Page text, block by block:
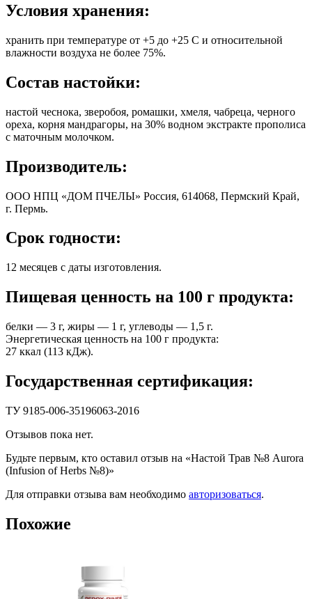
Условия хранения:
хранить при температуре от +5 до +25 С и относительной
влажности воздуха не более 75%.
Состав настойки:
настой чеснока, зверобоя, ромашки, хмеля, чабреца, черного
ореха, корня мандрагоры, на 30% водном экстракте прополиса
с маточным молочком.
Производитель:
ОOО НПЦ «ДОМ ПЧЕЛЫ» Россия, 614068, Пермский Край,
г. Пермь.
Срок годности:
12 месяцев с даты изготовления.
Пищевая ценность на 100 г продукта:
белки — 3 г, жиры — 1 г, углеводы — 1,5 г.
Энергетическая ценность на 100 г продукта:
27 ккал (113 кДж).
Государственная сертификация:
ТУ 9185-006-35196063-2016
Отзывов пока нет.
Будьте первым, кто оставил отзыв на «Настой Трав №8 Aurora
(Infusion of Herbs №8)»
Для отправки отзыва вам необходимо авторизоваться.
Похожие